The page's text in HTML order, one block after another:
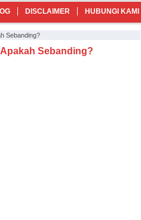
DISCLAIMER HUBUNGI KAMI
Sebanding?
Sebanding?